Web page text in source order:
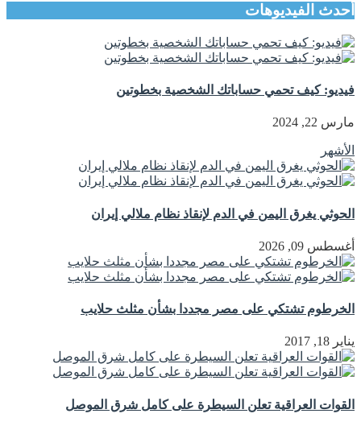
أحدث الفيديوهات
فيديو: كيف تحمي حساباتك الشخصية بخطوتين
مارس 22, 2024
الأشهر
الحوثي يغرق اليمن في الدم لإنقاذ نظام ملالي إيران
أغسطس 09, 2026
الخرطوم تشتكي على مصر مجددا بشأن مثلث حلايب
يناير 18, 2017
القوات العراقية تعلن السيطرة على كامل شرق الموصل